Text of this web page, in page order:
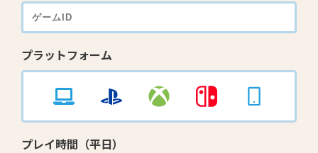
プラットフォーム
プレイ時間（平日）